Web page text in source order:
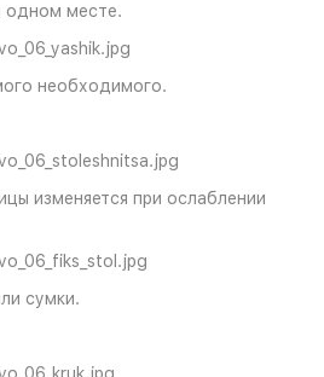
одном месте.
необходимого.
изменяется при ослаблении
сумки.